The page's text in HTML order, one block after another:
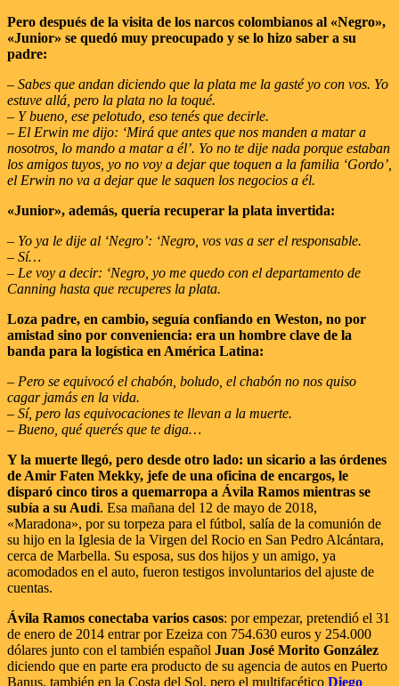
Pero después de la visita de los narcos colombianos al «Negro»,
«Junior» se quedó muy preocupado y se lo hizo saber a su
padre:
– Sabes que andan diciendo que la plata me la gasté yo con vos. Yo
estuve allá, pero la plata no la toqué.
– Y bueno, ese pelotudo, eso tenés que decirle.
– El Erwin me dijo: ‘Mirá que antes que nos manden a matar a
nosotros, lo mando a matar a él’. Yo no te dije nada porque estaban
los amigos tuyos, yo no voy a dejar que toquen a la familia ‘Gordo’,
el Erwin no va a dejar que le saquen los negocios a él.
«Junior», además, quería recuperar la plata invertida:
– Yo ya le dije al ‘Negro’: ‘Negro, vos vas a ser el responsable.
– Sí…
– Le voy a decir: ‘Negro, yo me quedo con el departamento de
Canning hasta que recuperes la plata.
Loza padre, en cambio, seguía confiando en Weston, no por
amistad sino por conveniencia: era un hombre clave de la
banda para la logística en América Latina:
– Pero se equivocó el chabón, boludo, el chabón no nos quiso
cagar jamás en la vida.
– Sí, pero las equivocaciones te llevan a la muerte.
– Bueno, qué querés que te diga…
Y la muerte llegó, pero desde otro lado: un sicario a las órdenes
de Amir Faten Mekky, jefe de una oficina de encargos, le
disparó cinco tiros a quemarropa a Ávila Ramos mientras se
subía a su Audi. Esa mañana del 12 de mayo de 2018,
«Maradona», por su torpeza para el fútbol, salía de la comunión de
su hijo en la Iglesia de la Virgen del Rocio en San Pedro Alcántara,
cerca de Marbella. Su esposa, sus dos hijos y un amigo, ya
acomodados en el auto, fueron testigos involuntarios del ajuste de
cuentas.
Ávila Ramos conectaba varios casos: por empezar, pretendió el 31
de enero de 2014 entrar por Ezeiza con 754.630 euros y 254.000
dólares junto con el también español Juan José Morito González
diciendo que en parte era producto de su agencia de autos en Puerto
Banus, también en la Costa del Sol, pero el multifacético Diego